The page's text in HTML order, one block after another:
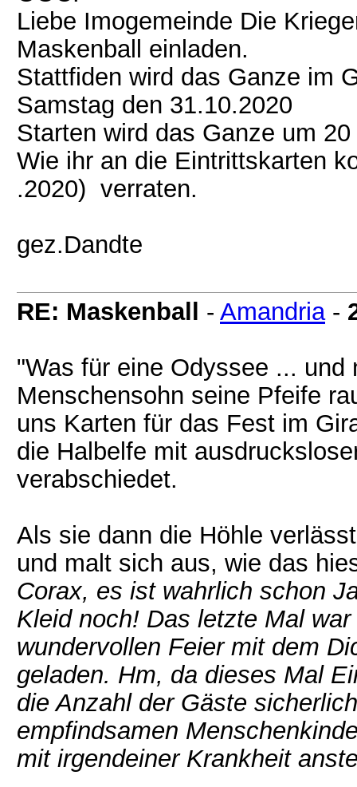
Liebe Imogemeinde Die
Maskenball einladen.
Stattfiden wird das Ganze im
Samstag den 31.10.2020
Starten wird das Ganze um
Wie ihr an die Eintrittskarten
.2020) verraten.
gez.Dandte
RE: Maskenball - Amandria-
"Was für eine Odyssee ... und
Menschensohn seine Pfeife
uns Karten für das Fest im
die Halbelfe mit
verabschiedet.
Als sie dann die Höhle
und malt sich aus, wie das
Corax, es ist wahrlich schon
Kleid noch! Das letzte Malwar
wundervollen Feier mit dem
geladen. Hm, da dieses Mal
die Anzahl der Gäste
empfindsamen
mit irgendeiner Krankheit